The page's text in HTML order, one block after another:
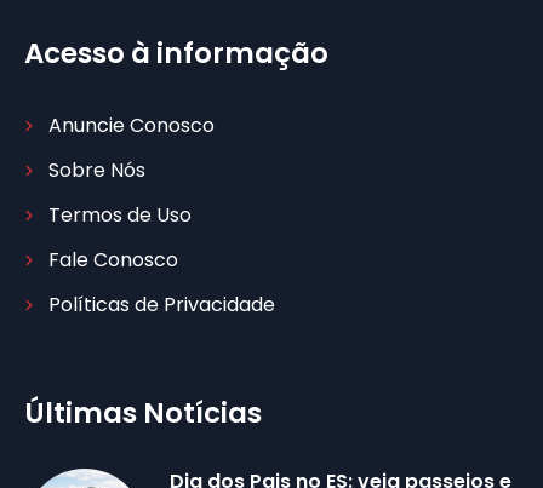
Acesso à informação
Anuncie Conosco
Sobre Nós
Termos de Uso
Fale Conosco
Políticas de Privacidade
Últimas Notícias
Dia dos Pais no ES: veja passeios e